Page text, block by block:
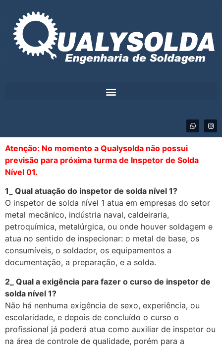
Atenção: No momento a Qualysolda não possui
previsão para próxima turma de Inspetor de Solda
Nível 01.
1_ Qual atuação do inspetor de solda nível 1?
O inspetor de solda nível 1 atua em empresas do setor
metal mecânico, indústria naval, caldeiraria,
petroquímica, metalúrgica, ou onde houver soldagem e
atua no sentido de inspecionar: o metal de base, os
consumíveis, o soldador, os equipamentos a
documentação, a preparação, e a solda.
2_ Qual a exigência para fazer o curso de inspetor de
solda nível 1?
Não há nenhuma exigência de sexo, experiência, ou
escolaridade, e depois de concluído o curso o
profissional já poderá atua como auxiliar de inspetor ou
na área de controle de qualidade, porém para a